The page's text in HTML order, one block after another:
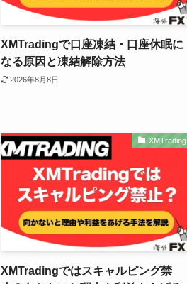
XMTradingで口座凍結・口座休眠に
なる原因と凍結解除方法
2026年8月8日
XMTrading
XMTradingではスキャルピング禁